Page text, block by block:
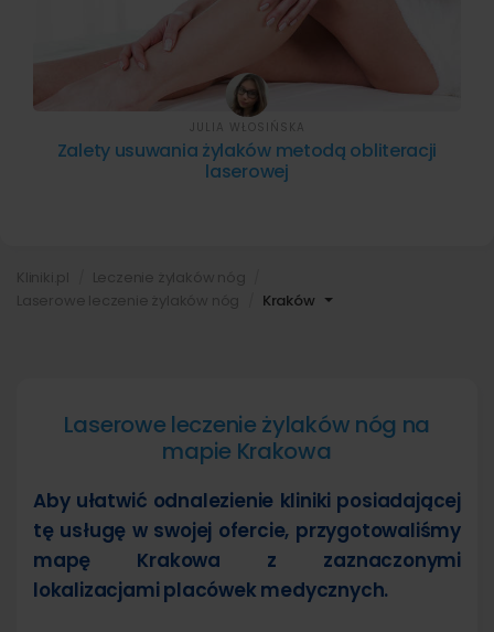
Kraków
Zalety usuwania żylaków metodą obliteracji
laserowej
JULIA WŁOSIŃSKA
Laserowe leczenie żylaków nóg na
mapie Krakowa
Aby ułatwić odnalezienie kliniki posiadającej
tę usługę w swojej ofercie, przygotowaliśmy
mapę Krakowa z zaznaczonymi
lokalizacjami placówek medycznych.